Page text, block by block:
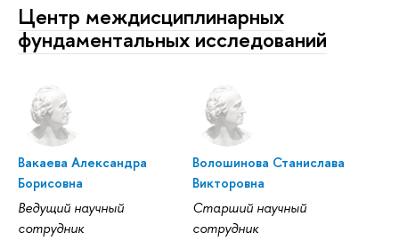
Центр междисциплинарных
фундаментальных исследований
Вакаева Александра
Борисовна
Ведущий научный
сотрудник
Волошинова Станислава
Викторовна
Старший научный
сотрудник